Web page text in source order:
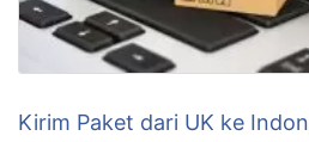
Kirim Paket dari UK ke